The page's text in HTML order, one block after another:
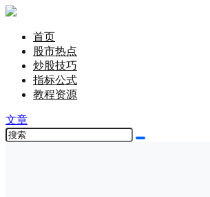
首页
股市热点
炒股技巧
指标公式
教程资源
文章